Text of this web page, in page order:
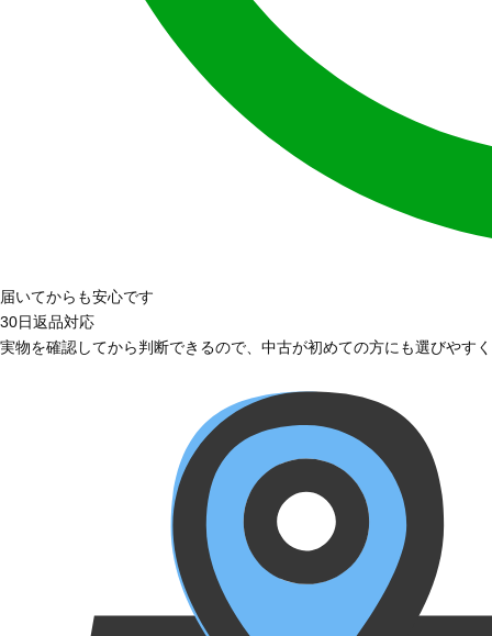
届いてからも安心です
30日返品対応
実物を確認してから判断できるので、中古が初めての方にも選びやす